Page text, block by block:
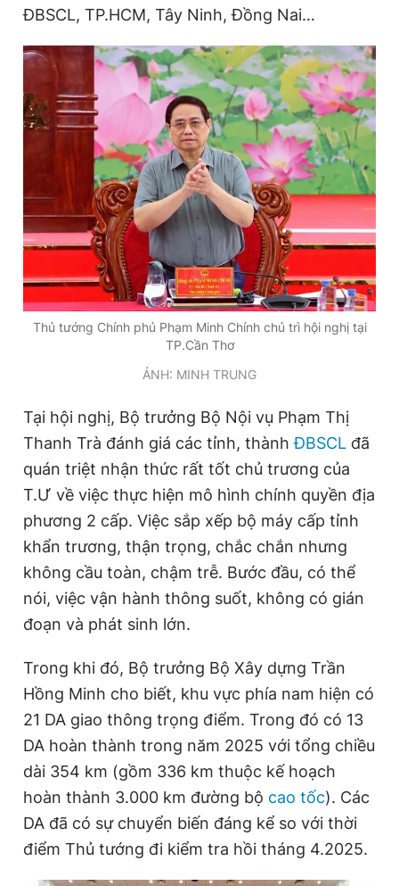
Hotline
0906 645 777
Liên hệ quảng cáo
0908 780 404
Đặt báo Quảng cáo RSS Tòa soạn Chính sách bảo
Tổng biên tập: Nguyễn Ngọc Toàn
Phó tổng biên tập thường trực: Hải Thành
Phó tổng biên tập: Lâm Hiếu Dũng
Phó tổng biên tập: Trần Việt Hưng
Tổng thư ký tòa soạn: Đức Trung
Giấy phép xuất bản số 110/GP - BTTTT cấp ngày 24.3.2020
© 2003-2026 Bản quyền thuộc về Báo Thanh Niên. Cấm sao
chép dưới mọi hình thức nếu không có sự chấp thuận bằng văn
bản. Phát triển bởi ePi Technologies, JSC.
ĐBSCL, TP.HCM, Tây Ninh, Đồng Nai…
Thủ tướng Chính phủ Phạm Minh Chính chủ trì hội nghị tại
TP.Cần Thơ
ẢNH: MINH TRUNG
Tại hội nghị, Bộ trưởng Bộ Nội vụ Phạm Thị
Thanh Trà đánh giá các tỉnh, thànhĐBSCL đã
quán triệt nhận thức rất tốt chủ trương của
T.Ư về việc thực hiện mô hình chính quyền địa
phương 2 cấp. Việc sắp xếp bộ máy cấp tỉnh
khẩn trương, thận trọng, chắc chắn nhưng
không cầu toàn, chậm trễ. Bước đầu, có thể
nói, việc vận hành thông suốt, không có gián
đoạn và phát sinh lớn.
Trong khi đó, Bộ trưởng Bộ Xây dựng Trần
Hồng Minh cho biết, khu vực phía nam hiện có
21 DA giao thông trọng điểm. Trong đó có 13
DA hoàn thành trong năm 2025 với tổng chiều
dài 354 km (gồm 336 km thuộc kế hoạch
hoàn thành 3.000 km đường bộ cao tốc). Các
DA đã có sự chuyển biến đáng kể so với thời
điểm Thủ tướng đi kiểm tra hồi tháng 4.2025.